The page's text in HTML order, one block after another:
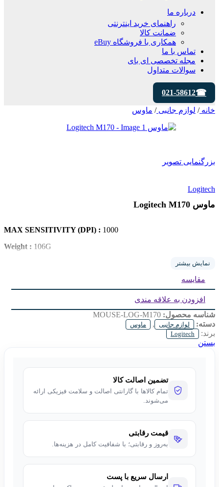
درباره ما
راهنمای خرید اینترنتی
ضمانت کالا
همکاری با فروشگاه eBuy
تماس با ما
مجله تخصصی ای‌ بای
سوالات متداول
021-58612
خانه/ لوازم جانبی/ ماوس
بزرگنمایی تصویر
Logitech
ماوس Logitech M170
MAX SENSITIVITY (DPI) : 1000
Weight : 106G
نمایش بیشتر
مقایسه
افزودن به علاقه مندی
شناسه محصول: MOUSE-LOG-M170
دسته:
لوازم جانبی , ماوس
برند: Logitech
بستن
تضمین اصالت کالا
تمام کالاها با گارانتی اصالت و سلامت فیزیکی ارائه
می‌شوند.
قیمت رقابتی
به‌روز و رقابتی؛ با شفافیت کامل در هزینه‌ها.
ارسال سریع با پست